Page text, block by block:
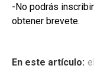
-No podrás
obtener brevete.
En este artículo: